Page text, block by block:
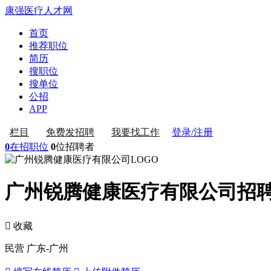
康强医疗人才网
首页
推荐职位
简历
搜职位
搜单位
公招
APP
栏目 免费发招聘 我要找工作
登录/注册
0在招职位 0位招聘者
广州锐腾健康医疗有限公司招
 收藏
民营 广东-广州